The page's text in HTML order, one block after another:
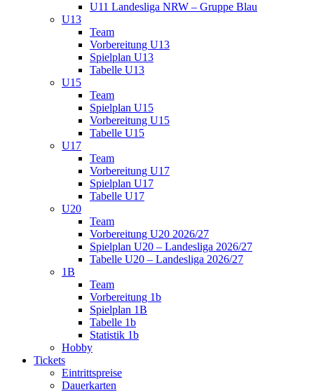
U11 Landesliga NRW – Gruppe Blau
U13
Team
Vorbereitung U13
Spielplan U13
Tabelle U13
U15
Team
Spielplan U15
Vorbereitung U15
Tabelle U15
U17
Team
Vorbereitung U17
Spielplan U17
Tabelle U17
U20
Team
Vorbereitung U20 2026/27
Spielplan U20 – Landesliga 2026/27
Tabelle U20 – Landesliga 2026/27
1B
Team
Vorbereitung 1b
Spielplan 1B
Tabelle 1b
Statistik 1b
Hobby
Tickets
Eintrittspreise
Dauerkarten